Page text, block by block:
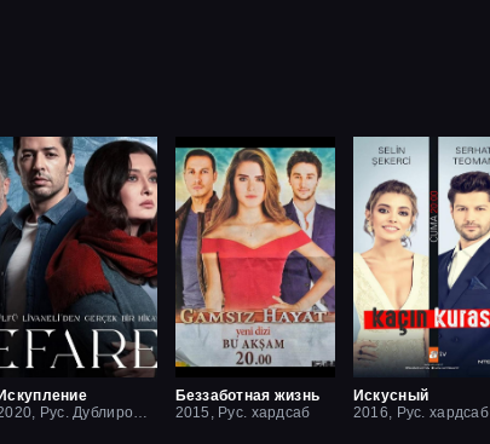
Беззаботная жизнь
2015, Рус. хардсаб
Искусный
2016, Рус. хардсаб